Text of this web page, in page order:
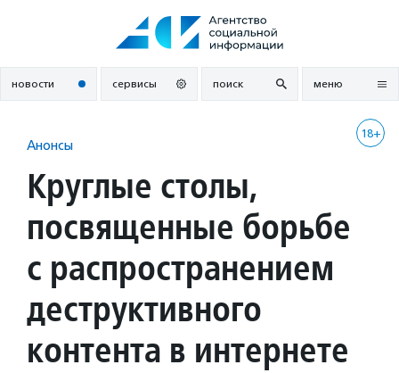
новости сервисы поиск меню
18+
Анонсы
Круглые столы,
посвященные борьбе
с распространением
деструктивного
контента в интернете